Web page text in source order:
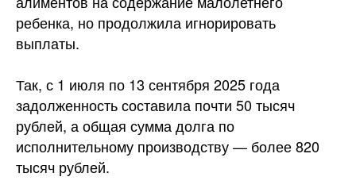
ребенка, но продолжила игнорировать
выплаты.
Так, с 1 июля по 13 сентября 2025 года
задолженность составила почти 50 тысяч
рублей, а общая суммадолга по
исполнительному производству — более 820
тысяч рублей.